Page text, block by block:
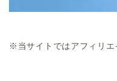
※当サイトではアフィリエ